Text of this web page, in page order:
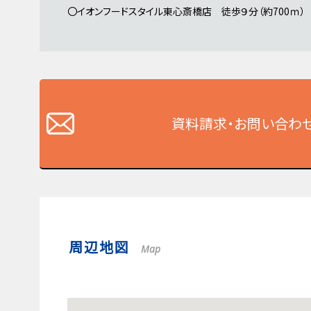
〇イオンフードスタイル東心斎橋店 徒歩９分（約700ｍ）
資料請求・お問い合わ
周辺地図 Map